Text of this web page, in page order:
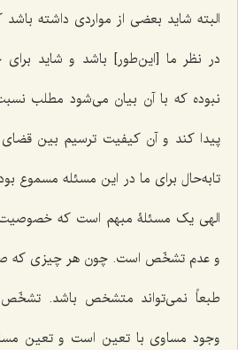
البته شاید بعضى از مواردی داشته باشد
در نظر ما [این‌طور] باشد و شاید براى
نبوده که با آن بیان مى‌شود مطلب
پیدا کند و آن کیفیت ترسیم بین
تابه‌حال براى ما در این مسئله مسموع
الهى یک مسئلۀ مبهم است که خصوصیت
و عدم تشخّص است. چون هر چیزى که
طبعاً نمى‌تواند متشخص باشد.
وجود مساوى با تعین است و تعین